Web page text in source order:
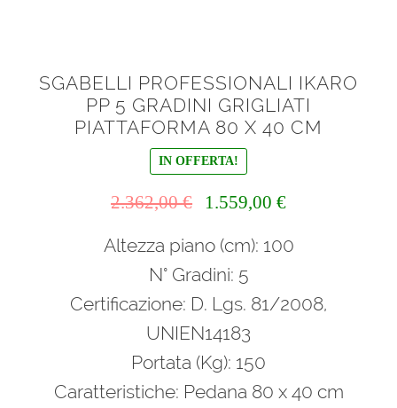
SGABELLI PROFESSIONALI IKARO
PP 5 GRADINI GRIGLIATI
PIATTAFORMA 80 X 40 CM
IN OFFERTA!
2.362,00€
originale
2.362,00 €.
1.559,00 €Il
attuale
Altezza piano (cm): 100
N° Gradini: 5
Certificazione: D. Lgs. 81/2008,
UNIEN14183
Portata (Kg): 150
Caratteristiche: Pedana 80 x 40 cm